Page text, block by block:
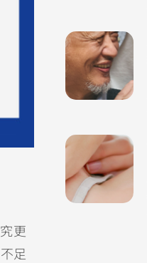
更
足